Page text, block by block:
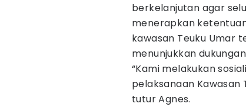
berkelanjutan agar
menerapkan
kawasan Teuku Umar
menunjukkan
“Kami melakukan
pelaksanaan Kawasan
tutur Agnes.